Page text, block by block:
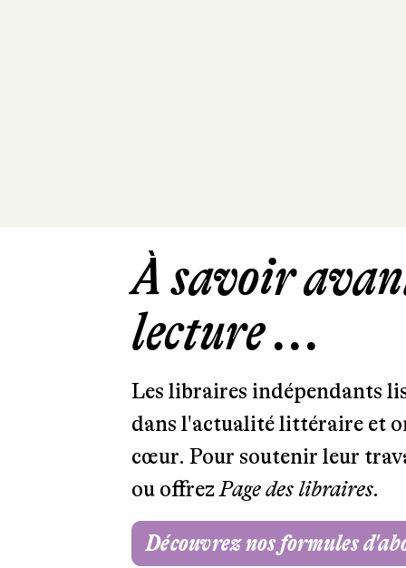
À savoir
lecture ...
Les libraires indépendants
dans l'actualité littéraire et
cœur. Pour soutenir leur
ou offrezPage des libraires.
Découvrez nos formules